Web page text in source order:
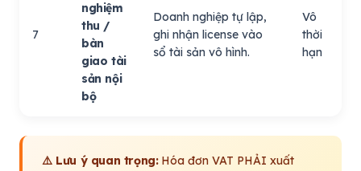
7
nghiệm
thu /
bàn
giao tài
sản nội
bộ
Doanh nghiệp tự lập,
ghi nhận license vào
sổ tài sản vô hình.
Vô
thời
hạn
⚠️ Lưu ý quan trọng:Hóa đơn VAT PHẢI xuất